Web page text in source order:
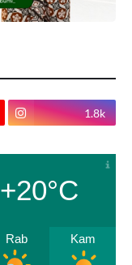
1.8k
+20°C
Rab Kam